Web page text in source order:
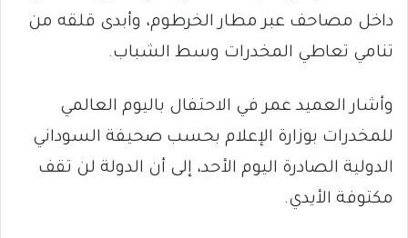
داخل مصاحف عبر مطار الخرطوم، وأبدى قلقه من
تنامي تعاطي المخدرات وسط الشباب.
وأشار العميد عمر في الاحتفال باليوم العالمي
للمخدرات بوزارة الإعلام بحسب صحيفة السوداني
الدولية الصادرة اليوم الأحد، إلى أن الدولة لن تقف
مكتوفة الأيدي.